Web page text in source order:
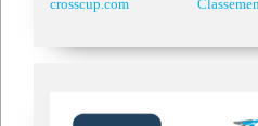
crosscup.com